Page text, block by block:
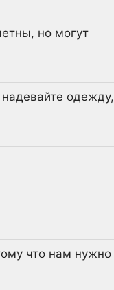
но могут
одежду,
что нам нужно